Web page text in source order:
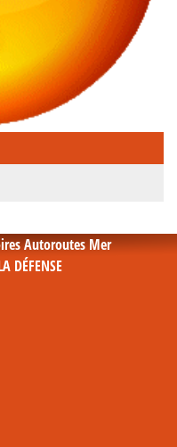
Autoroutes Mer
DÉFENSE